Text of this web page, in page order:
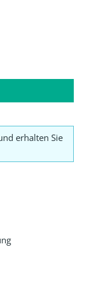
erhalten Sie